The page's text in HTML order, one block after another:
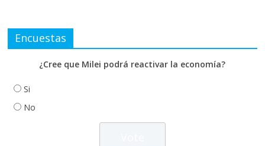
Encuestas
¿Cree que Milei podrá reactivar la economía?
Si
No